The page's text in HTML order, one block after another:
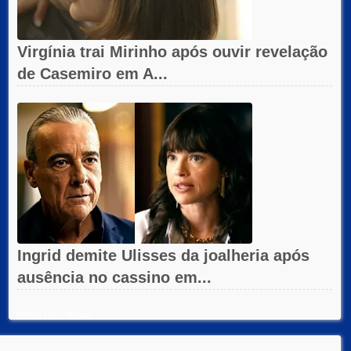
Virgínia trai Mirinho após ouvir revelação
de Casemiro em A...
Ingrid demite Ulisses da joalheria após
ausência no cassino em...